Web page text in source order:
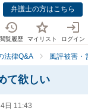
弁護士の方はこちら
閲覧履歴 マイリスト ログイン
法律Q&A 風評被害・
て欲しい
日 11:43